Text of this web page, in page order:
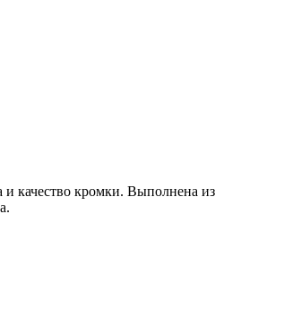
и качество кромки. Выполнена из